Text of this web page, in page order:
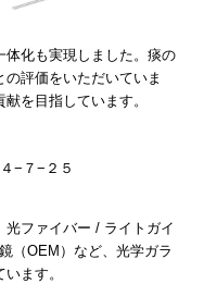
体化も実現しました。痰の
評価をいただいていま
を目指しています。
−７−２５
ファイバー / ライトガイ
（OEM）など、光学ガラ
ます。